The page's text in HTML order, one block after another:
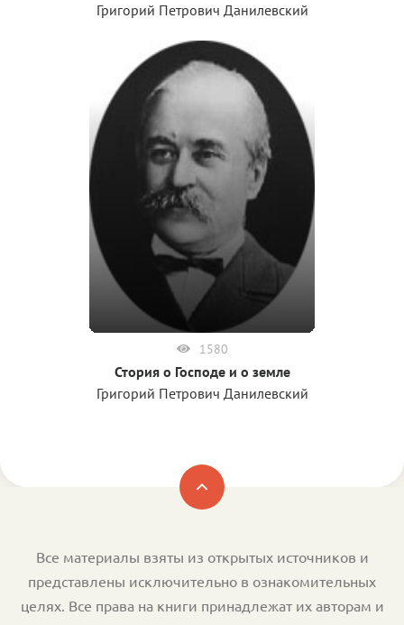
Григорий Петрович Данилевский
1580
Стория о Господе и о земле
Григорий Петрович Данилевский
Все материалы взяты из открытых источников и
представлены исключительно в ознакомительных
целях. Все права на книги принадлежат их авторам и